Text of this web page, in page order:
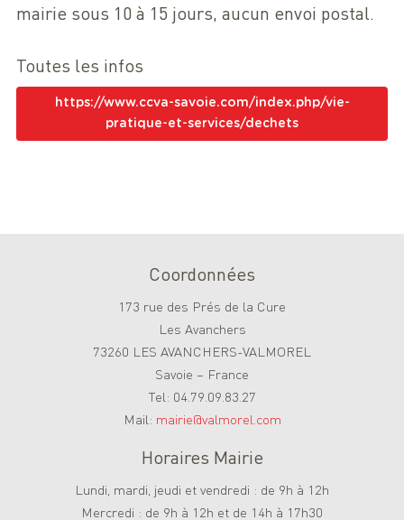
mairie sous 10 à 15 jours, aucun envoi postal.
Toutes les infos
https://www.ccva-savoie.com/index.php/vie-
pratique-et-services/dechets
Coordonnées
173 rue des Prés de la Cure
Les Avanchers
73260 LES AVANCHERS-VALMOREL
Savoie – France
Tel: 04.79.09.83.27
Mail: mairie@valmorel.com
Horaires Mairie
Lundi, mardi, jeudi et vendredi : de 9h à 12h
Mercredi : de 9h à 12h et de 14h à 17h30